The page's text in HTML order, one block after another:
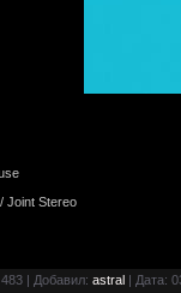
Joint Stereo
| Добавил: astral | Дата: